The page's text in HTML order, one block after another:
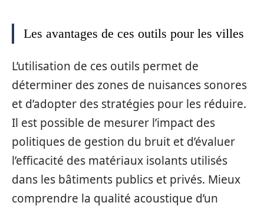
Les avantages de ces outils pour les villes
L’utilisation de ces outils permet de
déterminer des zones de nuisances sonores
et d’adopter des stratégies pour les réduire.
Il est possible de mesurer l’impact des
politiques de gestion du bruit et d’évaluer
l’efficacité des matériaux isolants utilisés
dans les bâtiments publics et privés. Mieux
comprendre la qualité acoustique d’un